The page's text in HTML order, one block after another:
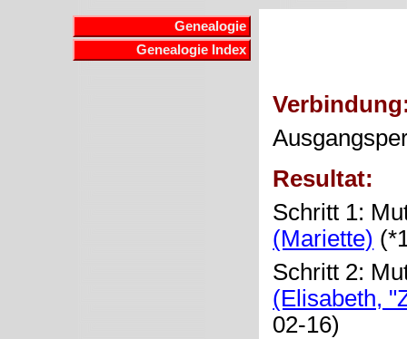
Genealogie
Genealogie Index
Resultat:
Schritt 1:
(Mariette)
Schritt 2:
(Elisabeth,
02-16)